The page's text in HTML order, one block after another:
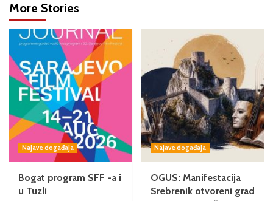
More Stories
Najave događaja
Bogat program SFF -a i
u Tuzli
Najave događaja
OGUS: Manifestacija
Srebrenik otvoreni grad